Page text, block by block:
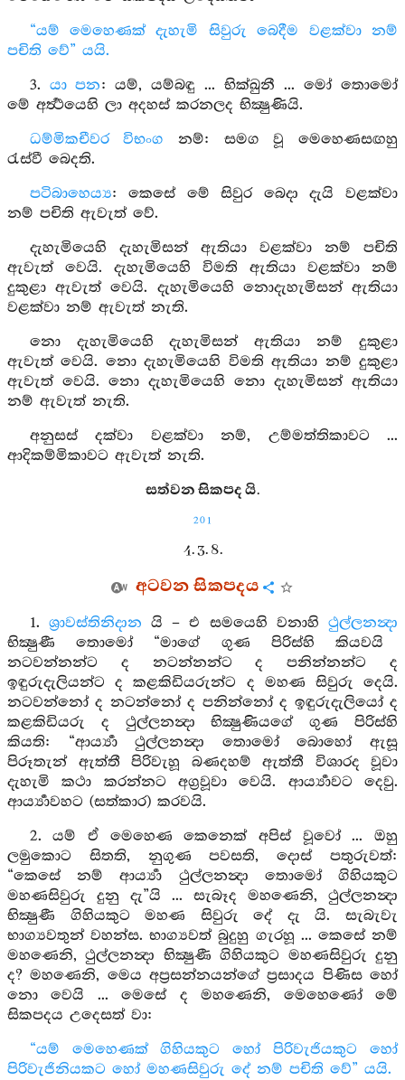
“යම් මෙහෙණක් දැහැමි සිවුරු බෙදීම වළක්වා නම්
පචිති වේ” යයි.
3. යා පන: යම්, යම්බඳු ... භික්ඛුනී ... මෝ තොමෝ
මේ අර්‍ත්‍ථයෙහි ලා අදහස් කරනලද භික්‍ෂුණියි.
ධම්මිකචීවර විභංග නම්: සමග වූ මෙහෙණසඟහු
රැස්වී බෙදති.
පටිබාහෙය්‍ය: කෙසේ මේ සිවුර බෙදා දැයි වළක්වා
නම් පචිති ඇවැත් වේ.
දැහැමියෙහි දැහැමිසන් ඇතියා වළක්වා නම් පචිති
ඇවැත් වෙයි. දැහැමියෙහි විමති ඇතියා වළක්වා නම්
දුකුළා ඇවැත් වෙයි. දැහැමියෙහි නොදැහැමිසන් ඇතියා
වළක්වා නම් ඇවැත් නැති.
නො දැහැමියෙහි දැහැමිසන් ඇතියා නම් දුකුළා
ඇවැත් වෙයි. නො දැහැමියෙහි විමති ඇතියා නම් දුකුළා
ඇවැත් වෙයි. නො දැහැමියෙහි නො දැහැමිසන් ඇතියා
නම් ඇවැත් නැති.
අනුසස් දක්වා වළක්වා නම්, උම්මත්තිකාවට ...
ආදිකම්මිකාවට ඇවැත් නැති.
සත්වන සිකපද යි.
201
4. 3. 8.
අටවන සිකපදය
1. ශ්‍රාවස්තිනිදාන යි – එ සමයෙහි වනාහිථුල්ලනන්‍දා
භික්‍ෂුණී තොමෝ “මාගේ ගුණ පිරිස්හි කියවයි
නටවන්නන්ට ද නටන්නන්ට ද පනින්නන්ට ද
ඉඳුරුදැලියන්ට ද කළකිඩියරුන්ට ද මහණ සිවුරු දෙයි.
නටවන්නෝ ද නටන්නෝ ද පනින්නෝ ද ඉඳුරුදැලියෝ ද
කළකිඩියරු ද ථුල්ලනන්‍දා භික්‍ෂුණියගේ ගුණ පිරිස්හි
කියති: “ආර්‍ය්‍යා ථුල්ලනන්‍දා තොමෝ බොහෝ ඇසූ
පිරූතැන් ඇත්තී පිරිවැහූ බණදහම් ඇත්තී විශාරද වූවා
දැහැමි කථා කරන්නට අග්‍රවූවා වෙයි. ආර්‍ය්‍යාවට දෙවු.
ආර්‍ය්‍යාවහට (සත්කාර) කරවයි.
2. යම් ඒ මෙහෙණ කෙනෙක් අපිස් වූවෝ ... ඔහු
ලමුකොට සිතති, නුගුණ පවසති, දොස් පතුරුවත්:
“කෙසේ නම් ආර්‍ය්‍යා ථුල්ලනන්‍දා තොමෝ ගිහියකුට
මහණසිවුරු දුනු දැ”යි ... සැබෑද මහණෙනි, ථුල්ලනන්‍දා
භික්‍ෂුණී ගිහියකුට මහණ සිවුරු දේ දැ යි. සැබැවැ
භාග්‍යවතුන් වහන්ස. භාග්‍යවත් බුදුහු ගැරහූ ... කෙසේ නම්
මහණෙනි, ථුල්ලනන්‍දා භික්‍ෂුණී ගිහියකුට මහණසිවුරු දුනු
ද? මහණෙනි, මෙය අප්‍රසන්නයන්ගේ ප්‍රසාදය පිණිස හෝ
නො වෙයි ... මෙසේ ද මහණෙනි, මෙහෙණෝ මේ
සිකපදය උදෙසත් වා:
“යම් මෙහෙණක් ගිහියකුට හෝ පිරිවැජියකුට හෝ
පිරිවැජිනියකට හෝ මහණසිවුරු දේ නම් පචිති වේ” යයි.